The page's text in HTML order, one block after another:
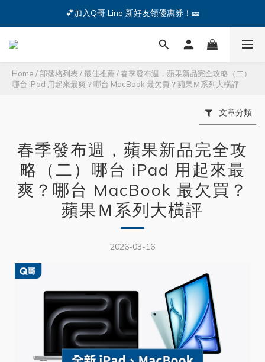
🔥iPhone 17 全系列熱銷中🔥點我購買 — !
Home /部落格列表 /最佳推薦 /春季發布週，蘋果新品完全攻略（二）
哪台 iPad 用起來最爽？哪台 MacBook 最欠買？蘋果Ｍ系列大橫評
文章分類
春季發布週，蘋果新品完全攻
略（二）哪台 iPad 用起來最
爽？哪台 MacBook 最欠買？
蘋果Ｍ系列大橫評
2026-03-16